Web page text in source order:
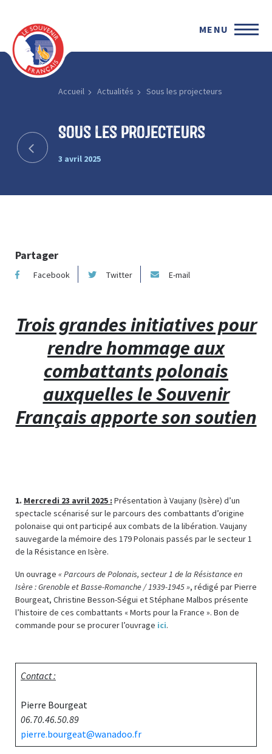
MENU
Accueil Actualités Sous les projecteurs
Sous les projecteurs
3 avril 2025
Partager
Facebook Twitter E-mail
Trois grandes initiatives pour
rendre hommage aux
combattants polonais
auxquelles le Souvenir
Français apporte son soutien
1. Mercredi 23 avril 2025 : Présentation à Vaujany (Isère) d’un
spectacle scénarisé sur le parcours des combattants d’origine
polonaise qui ont participé aux combats de la libération. Vaujany
sauvegarde la mémoire des 179 Polonais passés par le secteur 1
de la Résistance en Isère.
Un ouvrage « Parcours de Polonais, secteur 1 de la Résistance en
Isère : Grenoble et Basse-Romanche / 1939-1945 », rédigé par Pierre
Bourgeat, Christine Besson-Ségui et Stéphane Malbos présente
l’histoire de ces combattants « Morts pour la France ». Bon de
commande pour se procurer l’ouvrage ici.
Contact :
Pierre Bourgeat
06.70.46.50.89
pierre.bourgeat@wanadoo.fr